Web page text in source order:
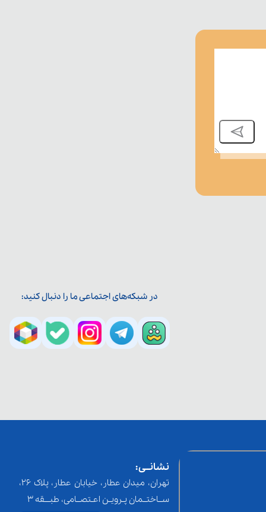
در شبکه‌های اجتماعی ما را دنبال کنید:
نشانــی:
تهران، میدان عطار، خیابان عطار، پلاک 26،
ســاختــمان پـرویـن اعـتصــامی، طبـــقه 3